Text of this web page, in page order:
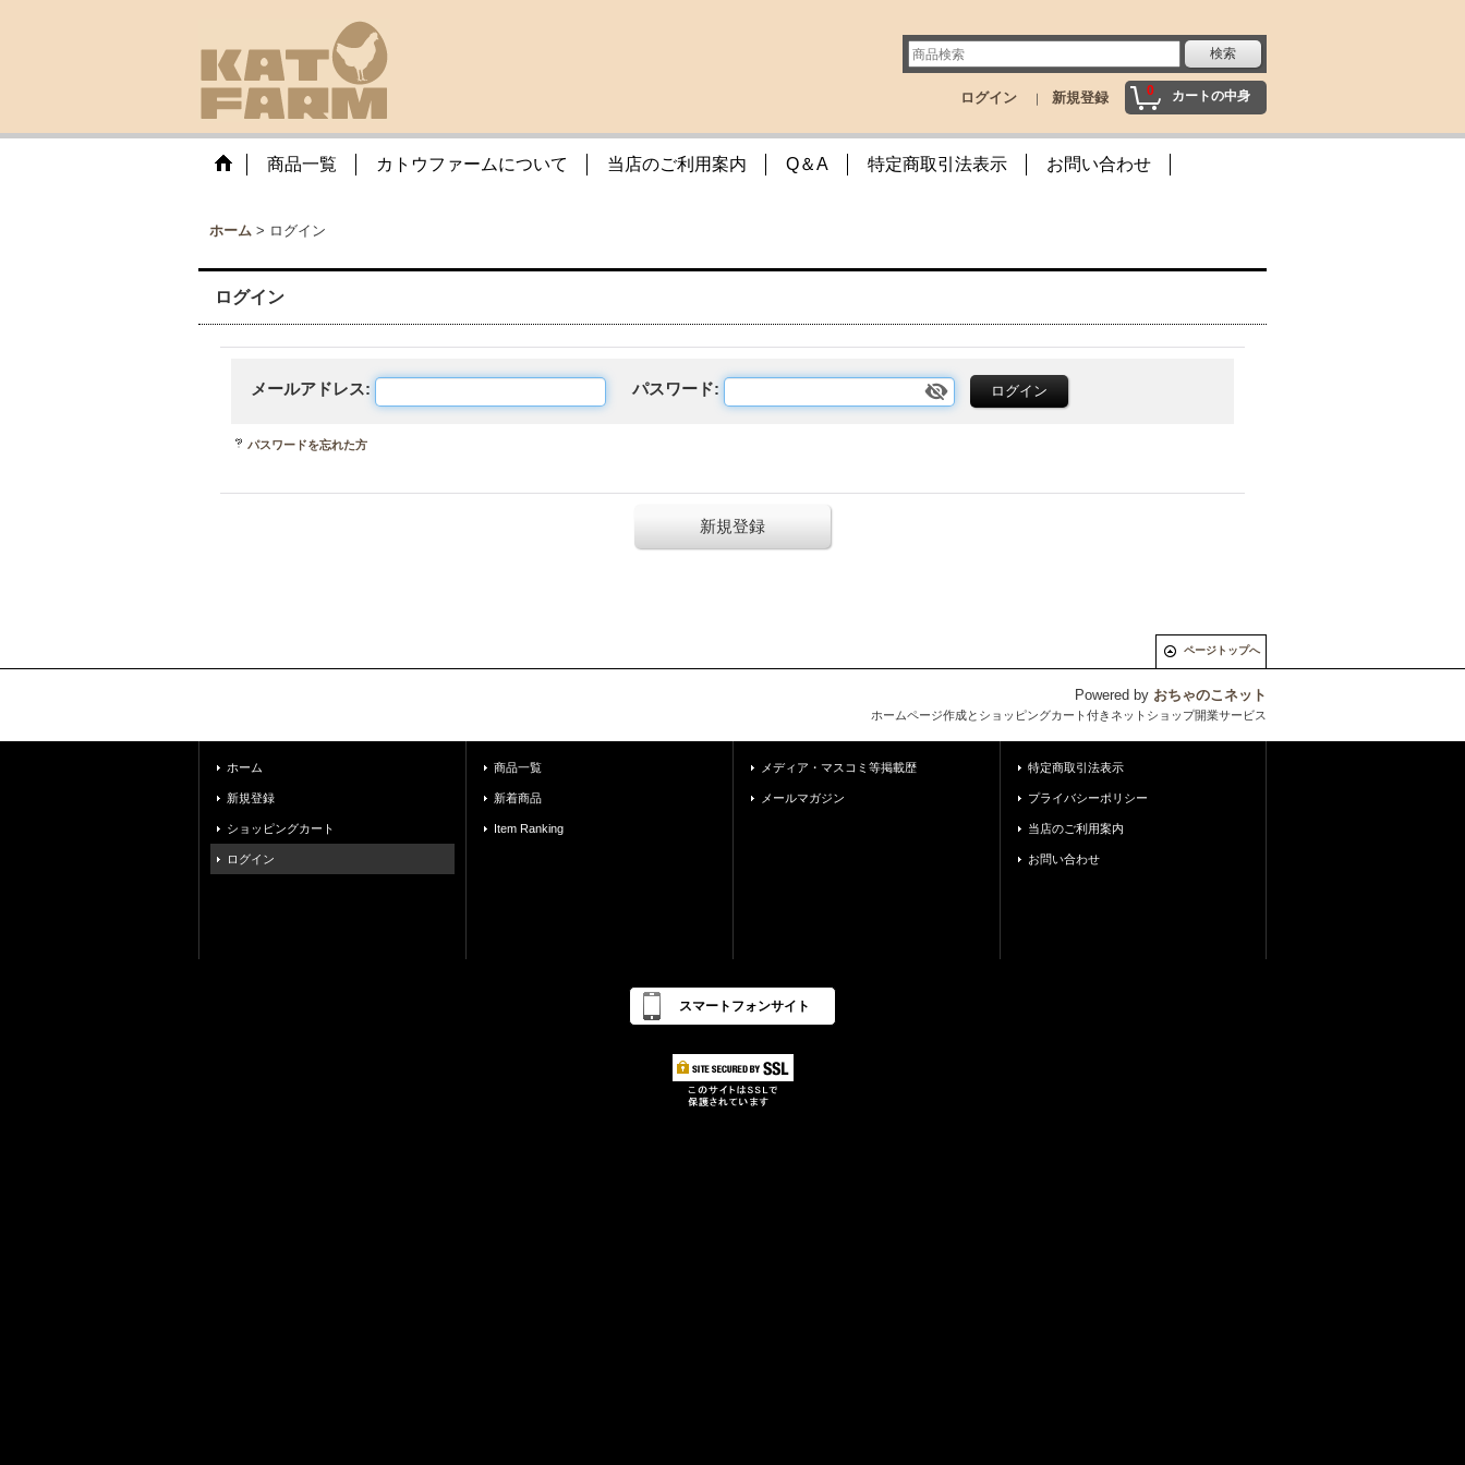
0 カートの中身
ログイン 新規登録
商品一覧 カトウファームについて 当店のご利用案内 Q＆A 特定商取引法表示 お問い合わせ
ホーム > ログイン
ログイン
メールアドレス: パスワード:
パスワードを忘れた方
新規登録
ページトップへ
Powered by おちゃのこネット
ホームページ作成とショッピングカート付きネットショップ開業サービス
ホーム
新規登録
ショッピングカート
ログイン
商品一覧
新着商品
Item Ranking
メディア・マスコミ等掲載歴
メールマガジン
特定商取引法表示
プライバシーポリシー
当店のご利用案内
お問い合わせ
スマートフォンサイト